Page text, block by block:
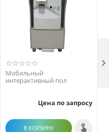
Мобильный
интерактивный пол
Цена по запросу
В КОРЗИНУ
